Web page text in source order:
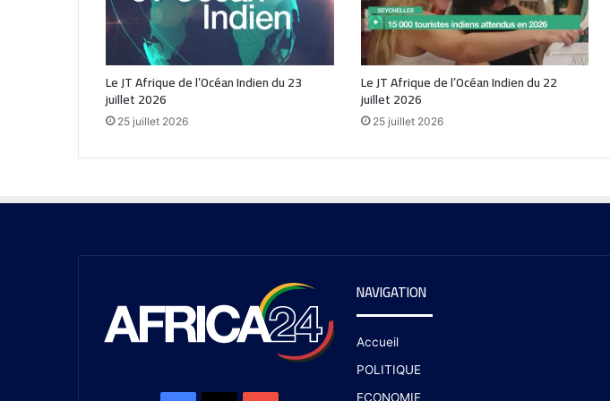
Le JT Afrique de l’Océan Indien du 23
juillet 2026
25 juillet 2026
Le JT Afrique de l’Océan Indien du 22
juillet 2026
25 juillet 2026
NAVIGATION
Accueil
POLITIQUE
ECONOMIE